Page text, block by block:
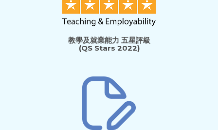
教學及就業能力 五星評級
(QS Stars 2022)